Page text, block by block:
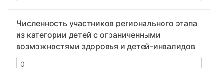
Численность участников регионального этапа
из категории детей с ограниченными
возможностями здоровья и детей-инвалидов